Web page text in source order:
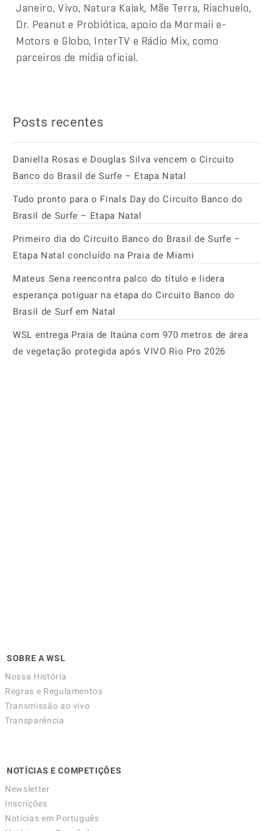
Janeiro, Vivo, Natura Kaiak, Mãe Terra, Riachuelo,
Dr. Peanut e Probiótica, apoio da Mormaii e-
Motors e Globo, InterTV e Rádio Mix, como
parceiros de mídia oficial.
Posts recentes
Daniella Rosas e Douglas Silva vencem o Circuito
Banco do Brasil de Surfe – Etapa Natal
Tudo pronto para o Finals Day do Circuito Banco do
Brasil de Surfe – Etapa Natal
Primeiro dia do Circuito Banco do Brasil de Surfe –
Etapa Natal concluído na Praia de Miami
Mateus Sena reencontra palco do título e lidera
esperança potiguar na etapa do Circuito Banco do
Brasil de Surf em Natal
WSL entrega Praia de Itaúna com 970 metros de área
de vegetação protegida após VIVO Rio Pro 2026
SOBRE A WSL
Nossa História
Regras e Regulamentos
Transmissão ao vivo
Transparência
NOTÍCIAS E COMPETIÇÕES
Newsletter
Inscrições
Notícias em Português